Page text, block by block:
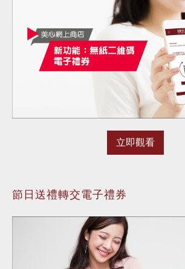
立即觀看
節日送禮轉交電子禮券